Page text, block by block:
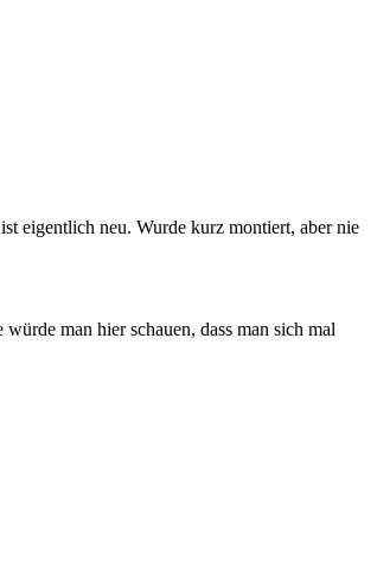
eigentlich neu. Wurde kurz montiert, aber nie
man hier schauen, dass man sich mal